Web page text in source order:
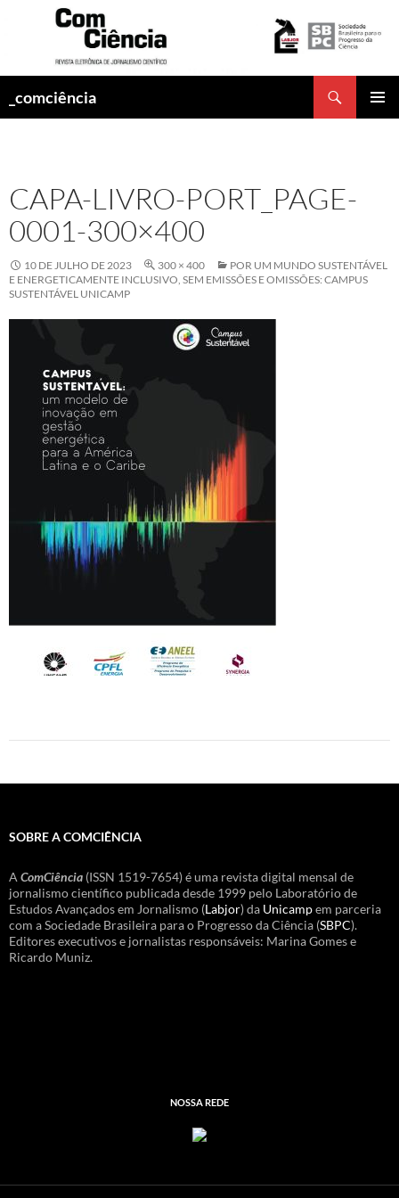
_comciência
CAPA-LIVRO-PORT_PAGE-
0001-300×400
10 DE JULHO DE 2023 300 × 400
POR UM MUNDO SUSTENTÁVEL
E ENERGETICAMENTE INCLUSIVO, SEM EMISSÕES E OMISSÕES: CAMPUS
SUSTENTÁVEL UNICAMP
SOBRE A COMCIÊNCIA
A ComCiência (ISSN 1519-7654) é uma revista digital mensal de
jornalismo científico publicada desde 1999 pelo Laboratório de
Estudos Avançados em Jornalismo (Labjor) da Unicampem parceria
com a Sociedade Brasileira para o Progresso da Ciência (SBPC).
Editores executivos e jornalistas responsáveis: Marina Gomes e
Ricardo Muniz.
NOSSA REDE